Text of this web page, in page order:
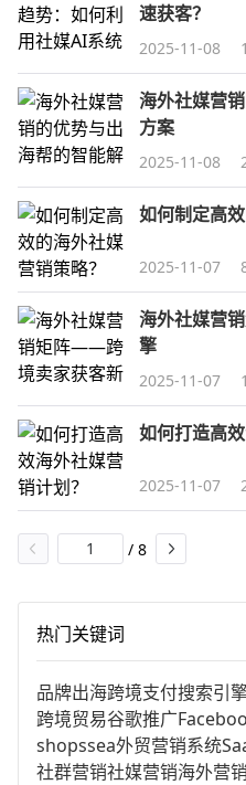
速获客？
2025-11-08
海外社媒营
方案
2025-11-08
如何制定高
2025-11-07
海外社媒营
擎
2025-11-07
如何打造高
2025-11-07
/ 8
热门关键词
品牌出海跨境支付搜索引
跨境贸易谷歌推广
shopssea外贸营销系统
社群营销社媒营销海外营销